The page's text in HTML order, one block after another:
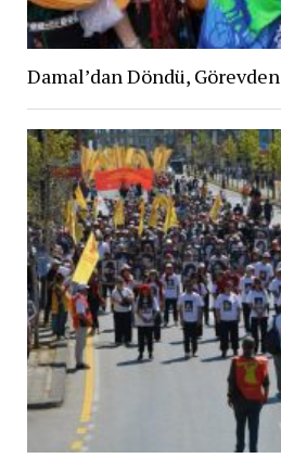
Damal’dan Döndü,